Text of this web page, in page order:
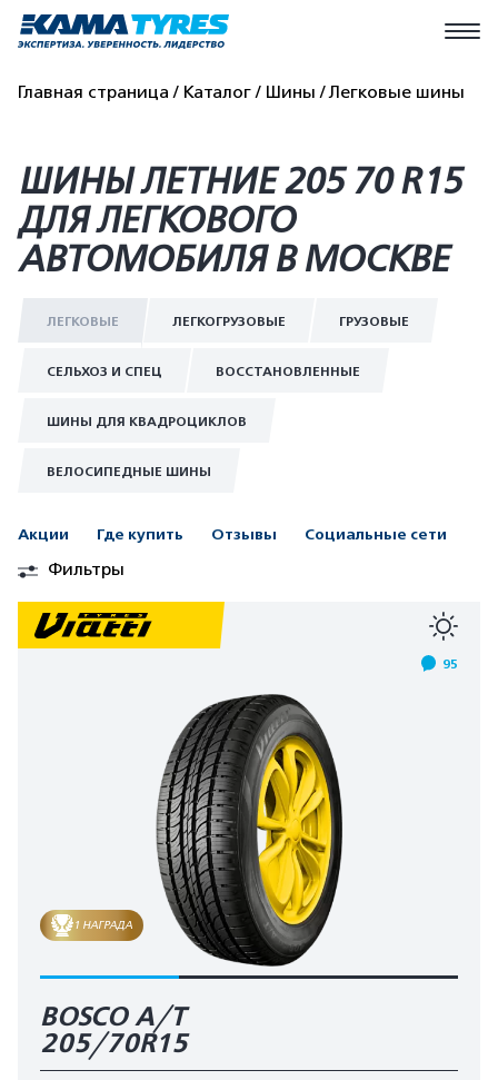
Главная страница Каталог Шины Легковые шины
ШИНЫ ЛЕТНИЕ 205 70 R15
ДЛЯ ЛЕГКОВОГО
АВТОМОБИЛЯ В МОСКВЕ
ЛЕГКОВЫЕ ЛЕГКОГРУЗОВЫЕ ГРУЗОВЫЕ
СЕЛЬХОЗ И СПЕЦ ВОССТАНОВЛЕННЫЕ
ШИНЫ ДЛЯ КВАДРОЦИКЛОВ
ВЕЛОСИПЕДНЫЕ ШИНЫ
Акции Где купить Отзывы Социальные сети
Фильтры
95
1 НАГРАДА
BOSCO A/T
205/70R15